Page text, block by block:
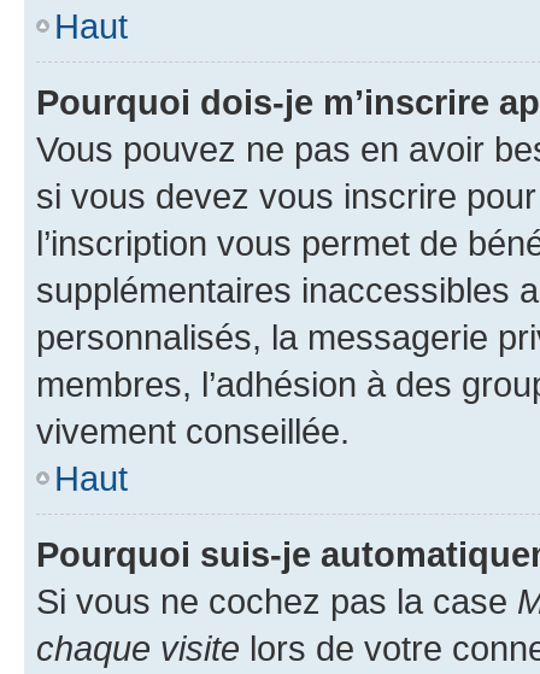
Haut
Pourquoi dois-je m’inscrire
Vous pouvez ne pas en avoir
si vous devez vous inscrire
l’inscription vous permet de
supplémentaires inaccessibles
personnalisés, la messagerie
membres, l’adhésion à des
vivement conseillée.
Haut
Pourquoi suis-je
Si vous ne cochez pas la case
chaque visite lors de votre